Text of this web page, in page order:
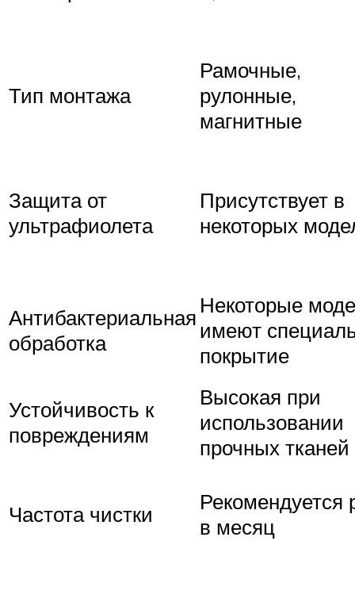
Тип монтажа
Рамочные,
рулонные,
магнитные
Защита от
ультрафиолета
Присутствует в
некоторых
Антибактериальная
обработка
Некоторые
имеют
покрытие
Устойчивость к
повреждениям
Высокая при
использовании
прочных тканей
Частота чистки
Рекомендуется
в месяц